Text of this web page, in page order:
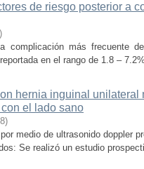
de riesgo posterior a
)
complicación más frecuente
en el rango de 1.8 –
hernia inguinal
el lado sano
)
medio de ultrasonido doppler
Se realizó un estudio